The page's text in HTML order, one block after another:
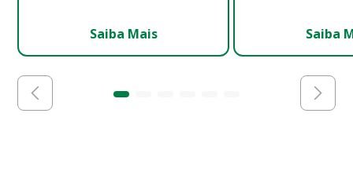
Saiba Mais Saiba